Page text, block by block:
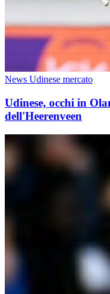
News Udinese mercato
Udinese, occhi in
dell'Heerenveen